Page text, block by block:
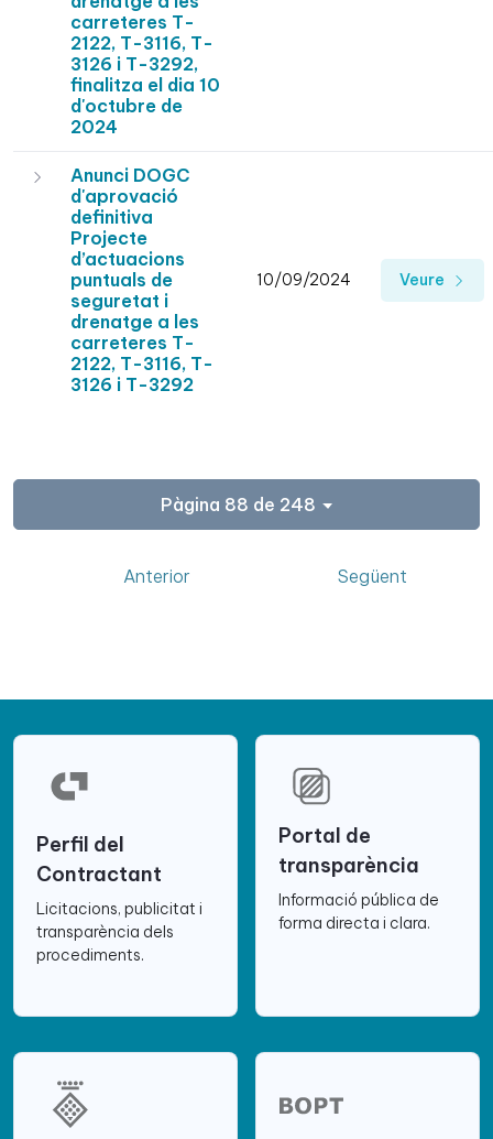
carreteres T-
2122, T-3116, T-
3126 i T-3292,
finalitza el dia 10
d'octubre de
2024
Anunci DOGC
d'aprovació
definitiva
Projecte
d’actuacions
puntuals de
seguretat i
drenatge a les
carreteres T-
2122, T-3116, T-
3126 i T-3292
10/09/2024 Veure
Pàgina 88 de 248
Anterior Següent
Perfil del
Contractant
Licitacions, publicitat i
transparència dels
procediments.
Portal de
transparència
Informació pública de
forma directa i clara.